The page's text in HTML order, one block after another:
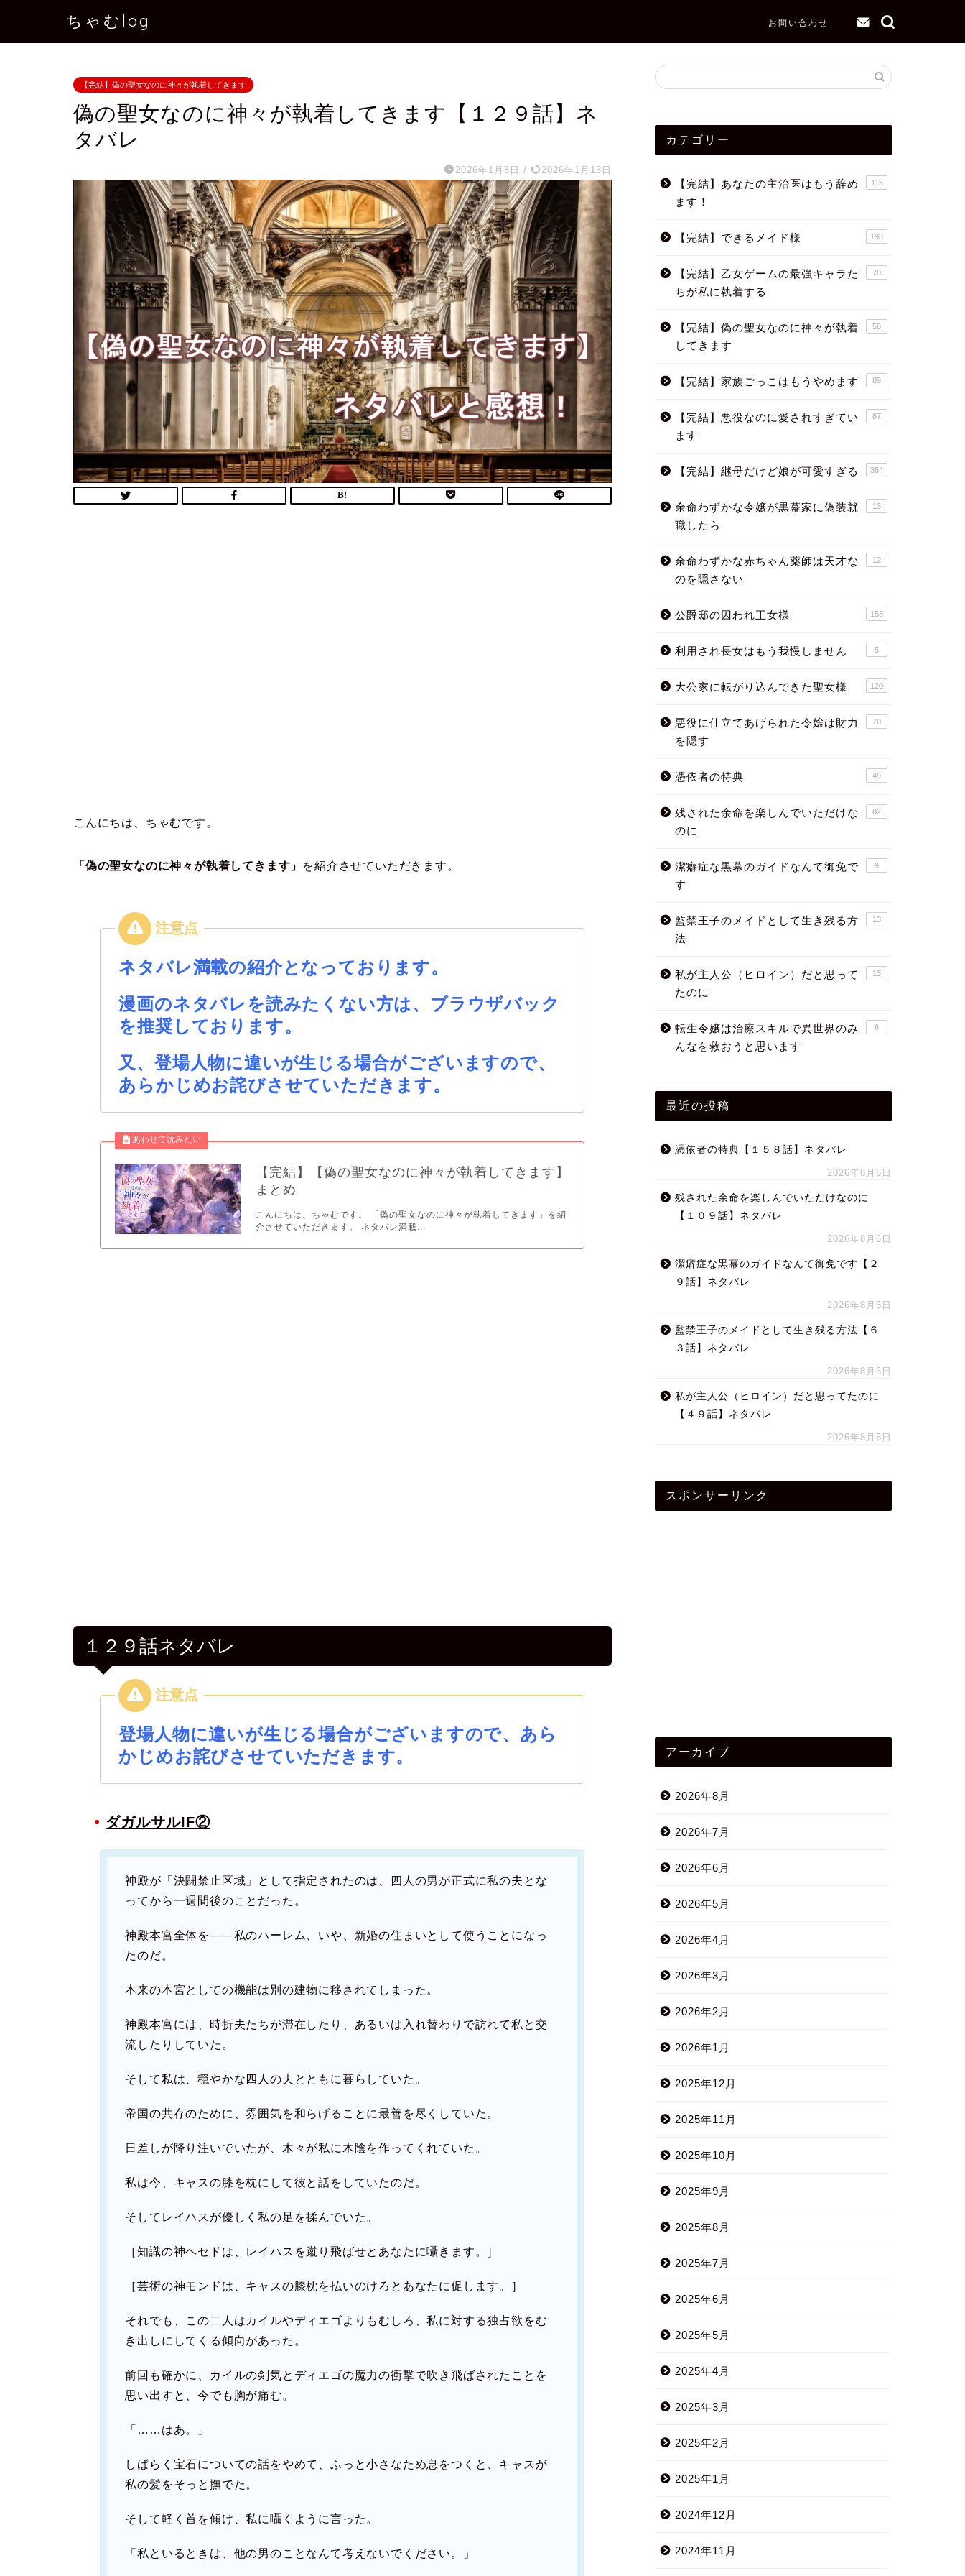
ちゃむlog お問い合わせ
【完結】偽の聖女なのに神々が執着してきます
偽の聖女なのに神々が執着してきます【１２９話】ネ
タバレ
2026年1月8日 / 2026年1月13日
こんにちは、ちゃむです。
「偽の聖女なのに神々が執着してきます」 を紹介させていただきます。
ネタバレ満載の紹介となっております。
漫画のネタバレを読みたくない方は、ブラウザバック
を推奨しております。
又、登場人物に違いが生じる場合がございますので、
あらかじめお詫びさせていただきます。
【完結】【偽の聖女なのに神々が執着してきます】
まとめ
こんにちは、ちゃむです。 「偽の聖女なのに神々が執着してきます」を紹
介させていただきます。 ネタバレ満載...
１２９話ネタバレ
登場人物に違いが生じる場合がございますので、あら
かじめお詫びさせていただきます。
ダガルサルIF②
神殿が「決闘禁止区域」として指定されたのは、四人の男が正式に私の夫とな
ってから一週間後のことだった。
神殿本宮全体を――私のハーレム、いや、新婚の住まいとして使うことになっ
たのだ。
本来の本宮としての機能は別の建物に移されてしまった。
神殿本宮には、時折夫たちが滞在したり、あるいは入れ替わりで訪れて私と交
流したりしていた。
そして私は、穏やかな四人の夫とともに暮らしていた。
帝国の共存のために、雰囲気を和らげることに最善を尽くしていた。
日差しが降り注いでいたが、木々が私に木陰を作ってくれていた。
私は今、キャスの膝を枕にして彼と話をしていたのだ。
そしてレイハスが優しく私の足を揉んでいた。
［知識の神ヘセドは、レイハスを蹴り飛ばせとあなたに囁きます。］
［芸術の神モンドは、キャスの膝枕を払いのけろとあなたに促します。］
それでも、この二人はカイルやディエゴよりもむしろ、私に対する独占欲をむ
き出しにしてくる傾向があった。
前回も確かに、カイルの剣気とディエゴの魔力の衝撃で吹き飛ばされたことを
思い出すと、今でも胸が痛む。
「……はあ。」
しばらく宝石についての話をやめて、ふっと小さなため息をつくと、キャスが
私の髪をそっと撫でた。
そして軽く首を傾け、私に囁くように言った。
「私といるときは、他の男のことなんて考えないでください。」
カテゴリー
【完結】あなたの主治医はもう辞め
ます！
115
【完結】できるメイド様 198
【完結】乙女ゲームの最強キャラた
ちが私に執着する
78
【完結】偽の聖女なのに神々が執着
してきます
58
【完結】家族ごっこはもうやめます 89
【完結】悪役なのに愛されすぎてい
ます
87
【完結】継母だけど娘が可愛すぎる 364
余命わずかな令嬢が黒幕家に偽装就
職したら
13
余命わずかな赤ちゃん薬師は天才な
のを隠さない
12
公爵邸の囚われ王女様 158
利用され長女はもう我慢しません 5
大公家に転がり込んできた聖女様 120
悪役に仕立てあげられた令嬢は財力
を隠す
70
憑依者の特典 49
残された余命を楽しんでいただけな
のに
82
潔癖症な黒幕のガイドなんて御免で
す
9
監禁王子のメイドとして生き残る方
法
13
私が主人公（ヒロイン）だと思って
たのに
13
転生令嬢は治療スキルで異世界のみ
んなを救おうと思います
6
最近の投稿
憑依者の特典【１５８話】ネタバレ
2026年8月6日
残された余命を楽しんでいただけなのに
【１０９話】ネタバレ
2026年8月6日
潔癖症な黒幕のガイドなんて御免です【２
９話】ネタバレ
2026年8月6日
監禁王子のメイドとして生き残る方法【６
３話】ネタバレ
2026年8月6日
私が主人公（ヒロイン）だと思ってたのに
【４９話】ネタバレ
2026年8月6日
スポンサーリンク
アーカイブ
2026年8月
2026年7月
2026年6月
2026年5月
2026年4月
2026年3月
2026年2月
2026年1月
2025年12月
2025年11月
2025年10月
2025年9月
2025年8月
2025年7月
2025年6月
2025年5月
2025年4月
2025年3月
2025年2月
2025年1月
2024年12月
2024年11月